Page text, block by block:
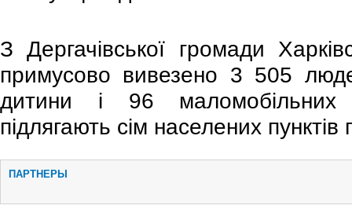
З Дергачівської громади
примусово вивезено 3 505
дитини і 96 маломобільних
підлягають сім населених
ПАРТНЕРЫ